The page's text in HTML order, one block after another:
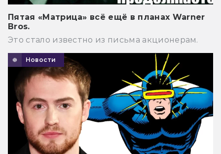
Пятая «Матрица» всё ещё в планах Warner
Bros.
Это стало известно из письма акционерам.
Новости